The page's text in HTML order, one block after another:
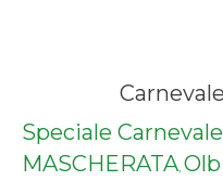
Speciale Carnevale
MASCHERATA,